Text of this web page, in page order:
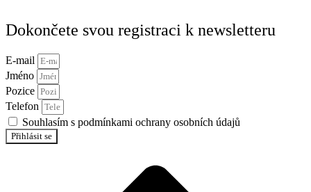
Dokončete svou registraci k newsletteru
E-mail
Jméno
Pozice
Telefon
Souhlasím s podmínkami ochrany osobních údajů
Přihlásit se